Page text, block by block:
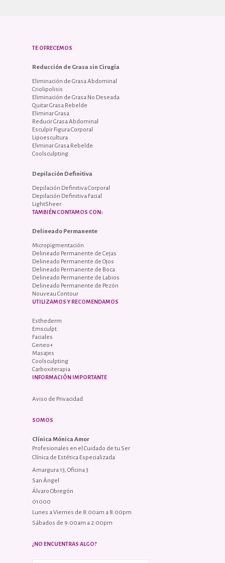
TE OFRECEMOS
Reducción de Grasa sin Cirugía
Eliminación de Grasa Abdominal
Criolipolisis
Eliminación de Grasa No Deseada
Quitar Grasa Rebelde
Eliminar Grasa
Reducir Grasa Abdominal
Esculpir Figura Corporal
Lipoescultura
Eliminar Grasa Rebelde
Coolsculpting
Depilación Definitiva
Depilación Definitiva Corporal
Depilación Definitiva Facial
LightSheer
TAMBIÉN CONTAMOS CON:
Delineado Permanente
Micropigmentación
Delineado Permanente de Cejas
Delineado Permanente de Ojos
Delineado Permanente de Boca
Delineado Permanente de Labios
Delineado Permanente de Pezón
Nouveau Contour
UTILIZAMOS Y RECOMENDAMOS
Esthederm
Emsculpt
Faciales
Geneo+
Masajes
Coolsculpting
Carboxiterapia
INFORMACIÓN IMPORTANTE
Aviso de Privacidad
SOMOS
Clínica Mónica Amor
Profesionales en el Cuidado de tu Ser
Clínica de Estética Especializada
Amargura 13, Oficina 3
San Ángel
Álvaro Obregón
01000
Lunes a Viernes de 8:00am a 8:00pm
Sábados de 9:00am a 2:00pm
¿NO ENCUENTRAS ALGO?